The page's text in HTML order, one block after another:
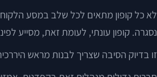
לא כל קופון מתאים לכל שלב במסע
נסגרה. קופון עונתי, לעומת זאת, מסייע
זו בדיוק הסיבה שצריך לבנות מראש